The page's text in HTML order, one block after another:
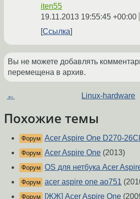
iten55
19.11.2013 19:55:45 +00:00
Ссылка
Вы не можете добавлять
перемещена в архив.
← Linux-hardware
Похожие темы
Форум Acer Aspire One D270-
Форум Acer Aspire One (2013)
Форум OS для нетбука Acer
Форум acer aspire one ao751
Форум [ЖЖ] Acer Aspire One